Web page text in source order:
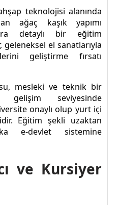
teknolojisi alanında
ağaç kaşık yapımı
detaylı bir eğitim
geleneksel el sanatlarıyla
geliştirme fırsatı
mesleki ve teknik bir
seviyesinde
onaylı olup yurt içi
Eğitim şekli uzaktan
e-devlet sistemine
ve Kursiyer